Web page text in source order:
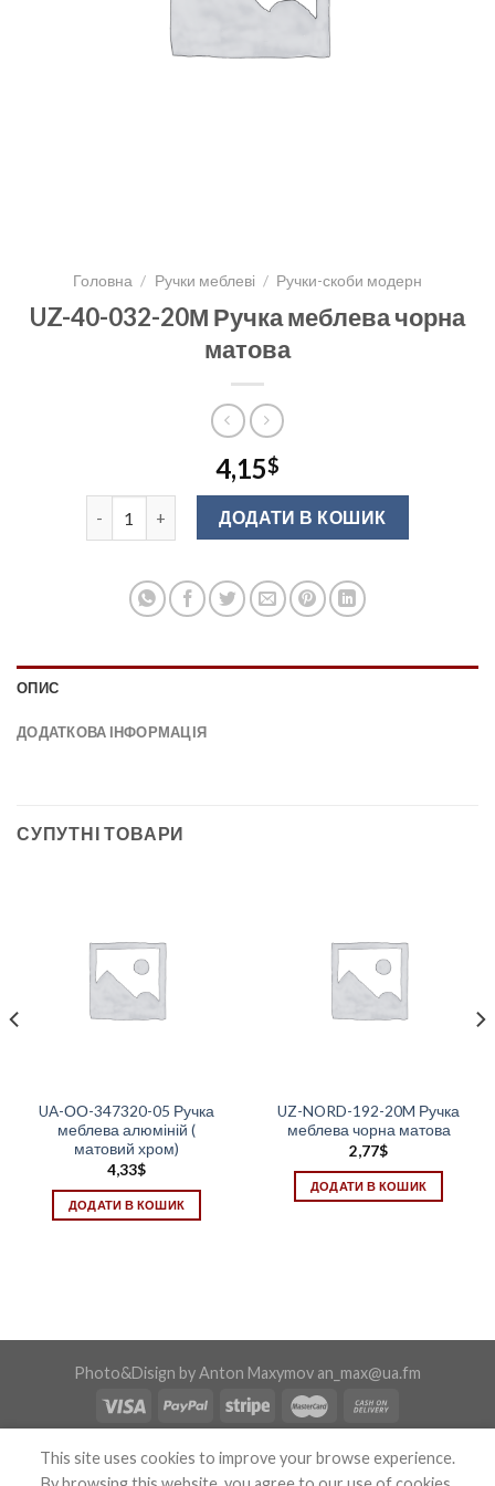
Головна / Ручки меблеві / Ручки-скоби модерн
UZ-40-032-20М Ручка меблева чорна
матова
4,15$
UZ-40-032-20М Ручка меблева чорна матова
ДОДАТИ В КОШИК
ОПИС
ДОДАТКОВА ІНФОРМАЦІЯ
СУПУТНІ ТОВАРИ
UA-ОО-347320-05 Ручка
меблева алюміній (
матовий хром)
4,33$
ДОДАТИ В КОШИК
UZ-NORD-192-20M Ручка
меблева чорна матова
2,77$
ДОДАТИ В КОШИК
Photo&Disign by Anton Maxymov an_max@ua.fm
This site uses cookies to improve your browse experience.